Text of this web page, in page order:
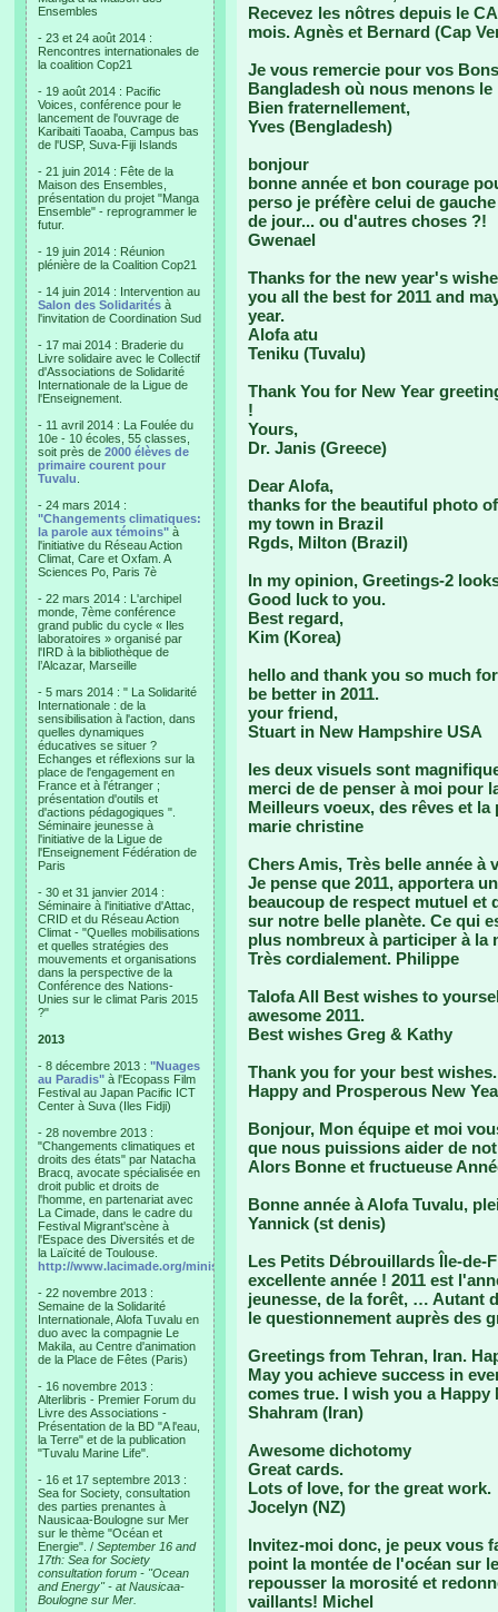
Ensembles
- 23 et 24 août 2014 :
Rencontres internationales de
la coalition Cop21
- 19 août 2014 : Pacific
Voices, conférence pour le
lancement de l'ouvrage de
Karibaiti Taoaba, Campus bas
de l'USP, Suva-Fiji Islands
- 21 juin 2014 : Fête de la
Maison des Ensembles,
présentation du projet "Manga
Ensemble" - reprogrammer le
futur.
- 19 juin 2014 : Réunion
plénière de la Coalition Cop21
- 14 juin 2014 : Intervention au
Salon des Solidarités à
l'invitation de Coordination Sud
- 17 mai 2014 : Braderie du
Livre solidaire avec le Collectif
d'Associations de Solidarité
Internationale de la Ligue de
l'Enseignement.
- 11 avril 2014 : La Foulée du
10e - 10 écoles, 55 classes,
soit près de 2000 élèves de
primaire courent pour
Tuvalu
- 24 mars 2014 :
"Changements climatiques:
la parole aux témoins" à
l'initiative du Réseau Action
Climat, Care et Oxfam. A
Sciences Po, Paris 7è
- 22 mars 2014 : L'archipel
monde, 7ème conférence
grand public du cycle « Iles
laboratoires » organisé par
l'IRD à la bibliothèque de
l’Alcazar, Marseille
- 5 mars 2014 : " La Solidarité
Internationale : de la
sensibilisation à l'action, dans
quelles dynamiques
éducatives se situer ?
Echanges et réflexions sur la
place de l'engagement en
France et à l'étranger ;
présentation d'outils et
d'actions pédagogiques ".
Séminaire jeunesse à
l'initiative de la Ligue de
l'Enseignement Fédération de
Paris
- 30 et 31 janvier 2014 :
Séminaire à l'initiative d'Attac,
CRID et du Réseau Action
Climat - "Quelles mobilisations
et quelles stratégies des
mouvements et organisations
dans la perspective de la
Conférence des Nations-
Unies sur le climat Paris 2015
?"
2013
- 8 décembre 2013 : "Nuages
au Paradis" à l'Ecopass Film
Festival au Japan Pacific ICT
Center à Suva (Iles Fidji)
- 28 novembre 2013 :
"Changements climatiques et
droits des états" par Natacha
Bracq, avocate spécialisée en
droit public et droits de
l'homme, en partenariat avec
La Cimade, dans le cadre du
Festival Migrant'scène à
l'Espace des Diversités et de
la Laïcité de Toulouse.
http://www.lacimade.org/minisites/migrantscene
- 22 novembre 2013 :
Semaine de la Solidarité
Internationale, Alofa Tuvalu en
duo avec la compagnie Le
Makila, au Centre d'animation
de la Place de Fêtes (Paris)
- 16 novembre 2013 :
Alterlibris - Premier Forum du
Livre des Associations -
Présentation de la BD "A l'eau,
la Terre" et de la publication
"Tuvalu Marine Life".
- 16 et 17 septembre 2013 :
Sea for Society, consultation
des parties prenantes à
Nausicaa-Boulogne sur Mer
sur le thème "Océan et
Energie". / September 16 and
17th: Sea for Society
consultation forum - "Ocean
and Energy" - at Nausicaa-
Boulogne sur Mer.
Recevez les nôtres depuis le
mois. Agnès et Bernard (Cap
Je vous remercie pour vos
Bangladesh où nous menons le
Bien fraternellement,
Yves (Bengladesh)
bonjour
bonne année et bon courage
perso je préfère celui de
de jour... ou d'autres choses ?!
Gwenael
Thanks for the new year's
you all the best for 2011 and
year.
Alofa atu
Teniku (Tuvalu)
Thank You for New Year
!
Yours,
Dr. Janis (Greece)
Dear Alofa,
thanks for the beautiful photo
my town in Brazil
Rgds, Milton (Brazil)
In my opinion, Greetings-2
Good luck to you.
Best regard,
Kim (Korea)
hello and thank you so much
be better in 2011.
your friend,
Stuart in New Hampshire USA
les deux visuels sont
merci de de penser à moi pour
Meilleurs voeux, des rêves et la
marie christine
Chers Amis, Très belle année à
Je pense que 2011, apportera
beaucoup de respect mutuel et
sur notre belle planète. Ce qui
plus nombreux à participer à la
Très cordialement. Philippe
Talofa All Best wishes to
awesome 2011.
Best wishes Greg & Kathy
Thank you for your best
Happy and Prosperous New
Bonjour, Mon équipe et moi
que nous puissions aider de
Alors Bonne et fructueuse
Bonne année à Alofa Tuvalu,
Yannick (st denis)
Les Petits Débrouillards Île-de-
excellente année ! 2011 est
jeunesse, de la forêt, … Autant
le questionnement auprès des
Greetings from Tehran, Iran.
May you achieve success in
comes true. I wish you a Happy
Shahram (Iran)
Awesome dichotomy
Great cards.
Lots of love, for the great work.
Jocelyn (NZ)
Invitez-moi donc, je peux vous
point la montée de l'océan sur
repousser la morosité et
vaillants! Michel